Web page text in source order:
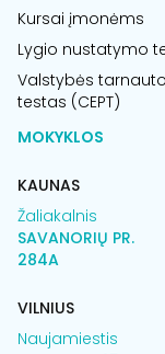
Kursai įmonėms
Lygio nustatymo
Valstybės
testas (CEPT)
MOKYKLOS
KAUNAS
Žaliakalnis
SAVANORIŲ PR.
284A
VILNIUS
Naujamiestis